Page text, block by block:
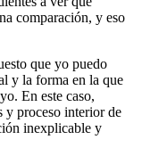
comparación, y eso
que yo puedo
y la forma en la que
En este caso,
y proceso interior de
inexplicable y